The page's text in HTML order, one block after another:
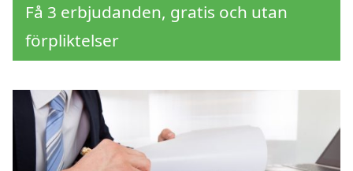
Få 3 erbjudanden, gratis och utan
förpliktelser